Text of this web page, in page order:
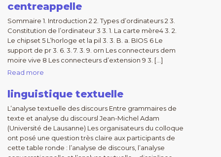
centreappelle
Sommaire 1. Introduction 2 2. Types d’ordinateurs 2 3.
Constitution de l’ordinateur 3 3. 1. La carte mère4 3. 2.
Le chipset 5 L’horloge et la pil 3. 3. B. a. BIOS 6 Le
support de pr 3. 6. 3. 7. 3. 9. orn Les connecteurs dem
moire vive 8 Les connecteurs d’extension 9 3. […]
Read more
linguistique textuelle
L’analyse textuelle des discours Entre grammaires de
texte et analyse du discoursl Jean-Michel Adam
(Université de Lausanne) Les organisateurs du colloque
ont posé une question très claire aux participants de
cette table ronde : l’analyse de discours, l’analyse